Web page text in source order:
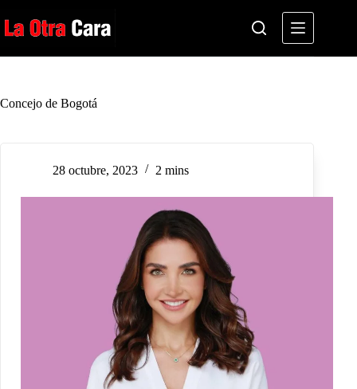
al
contenido
Concejo de Bogotá
28 octubre, 2023 2 mins